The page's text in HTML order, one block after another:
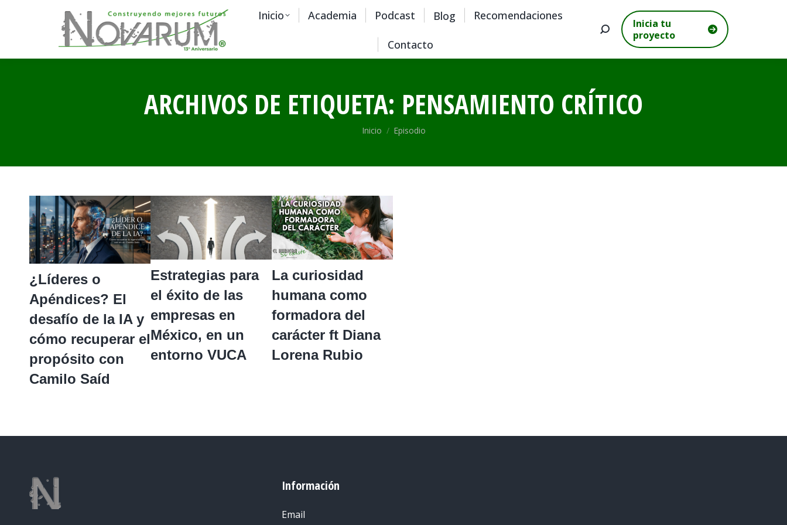
Inicio Academia Podcast Blog Recomendaciones
Contacto
Buscar:
Inicia tu
proyecto
ARCHIVOS DE ETIQUETA: PENSAMIENTO CRÍTICO
Estás aquí:
Inicio Episodio
¿Líderes o
Apéndices? El
desafío de la IA y
cómo recuperar el
propósito con
Camilo Saíd
Estrategias para
el éxito de las
empresas en
México, en un
entorno VUCA
La curiosidad
humana como
formadora del
carácter ft Diana
Lorena Rubio
Información
Email